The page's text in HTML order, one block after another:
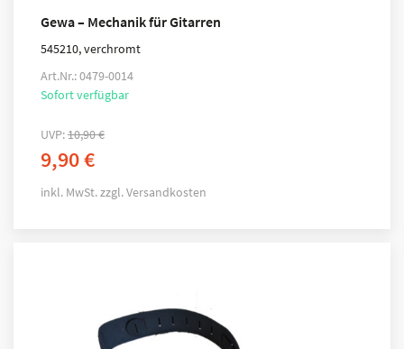
Gewa – Mechanik für Gitarren
545210, verchromt
Art.Nr.: 0479-0014
Sofort verfügbar
UVP:10,90€
9,90€
inkl. MwSt. zzgl.Versandkosten